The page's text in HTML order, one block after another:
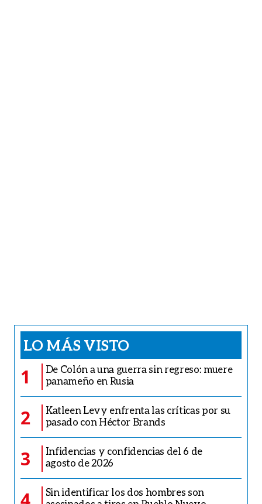
LO MÁS VISTO
1
De Colón a una guerra sin regreso: muere
panameño en Rusia
2
Katleen Levy enfrenta las críticas por su
pasado con Héctor Brands
3
Infidencias y confidencias del 6 de
agosto de 2026
Sin identificar los dos hombres son